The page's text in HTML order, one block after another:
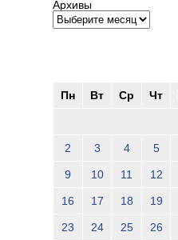
Архивы
Пн Вт Ср Чт
2 3 4 5
9 10 11 12
16 17 18 19
23 24 25 26